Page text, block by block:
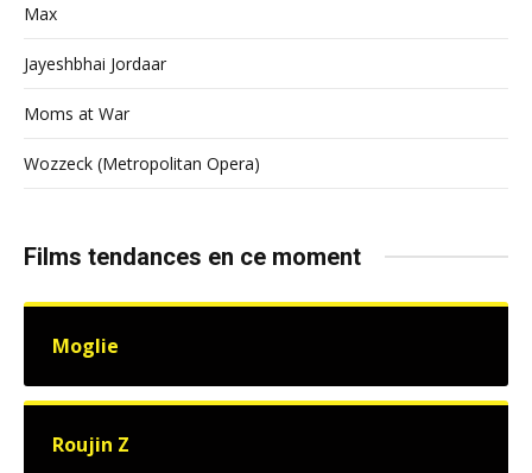
Max
Jayeshbhai Jordaar
Moms at War
Wozzeck (Metropolitan Opera)
Films tendances en ce moment
Moglie
Roujin Z